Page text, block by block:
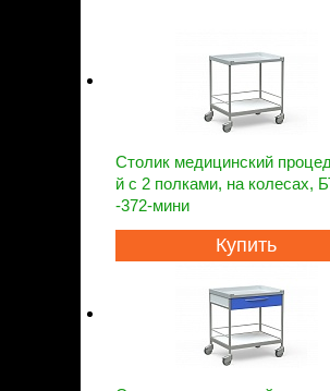
Столик медицинский
й с 2 полками, на колесах,
-372-мини
Купить